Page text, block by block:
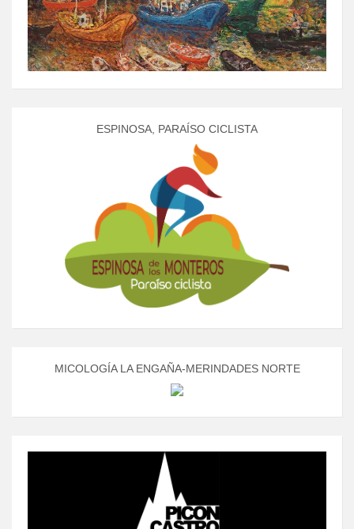
ESPINOSA, PARAÍSO CICLISTA
MICOLOGÍA LA ENGAÑA-MERINDADES NORTE